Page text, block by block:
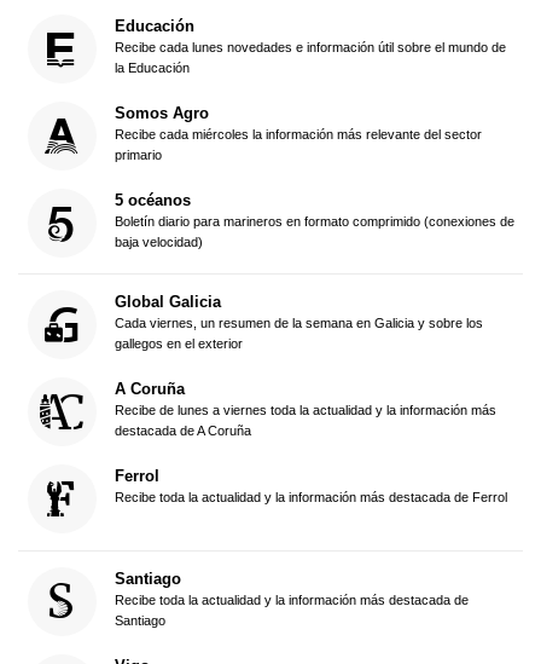
Educación
Recibe cada lunes novedades e información útil sobre el mundo de
la Educación
Somos Agro
Recibe cada miércoles la información más relevante del sector
primario
5 océanos
Boletín diario para marineros en formato comprimido (conexiones de
baja velocidad)
Global Galicia
Cada viernes, un resumen de la semana en Galicia y sobre los
gallegos en el exterior
A Coruña
Recibe de lunes a viernes toda la actualidad y la información más
destacada de A Coruña
Ferrol
Recibe toda la actualidad y la información más destacada de Ferrol
Santiago
Recibe toda la actualidad y la información más destacada de
Santiago